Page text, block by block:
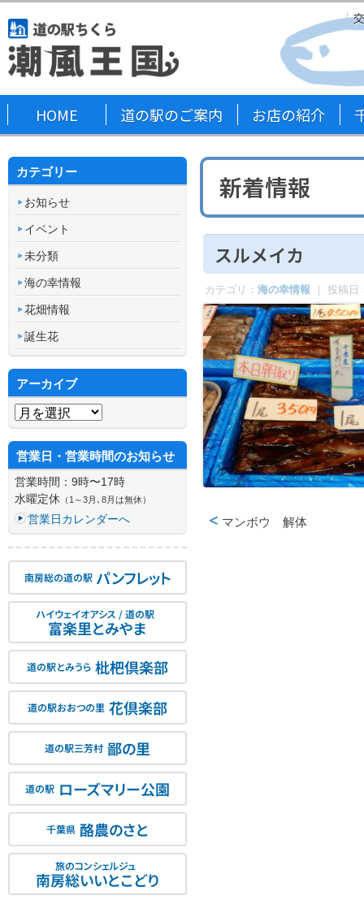
HOME 道の駅のご案内 お店の紹介
新着情報
スルメイカ
カテゴリ： 海の幸情報 ｜ 投稿日
マンボウ 解体
カテゴリー
お知らせ
イベント
未分類
海の幸情報
花畑情報
誕生花
アーカイブ
アーカイブ
営業日・営業時間のお知らせ
営業時間：9時〜17時
水曜定休 （1～3月､8月は無休）
営業日カレンダーへ
南房総の道の駅 パンフレット
ハイウェイオアシス / 道の駅
富楽里とみやま
道の駅とみうら 枇杷倶楽部
道の駅おおつの里 花倶楽部
道の駅三芳村 鄙の里
道の駅 ローズマリー公園
千葉県 酪農のさと
旅のコンシェルジュ
南房総いいとこどり